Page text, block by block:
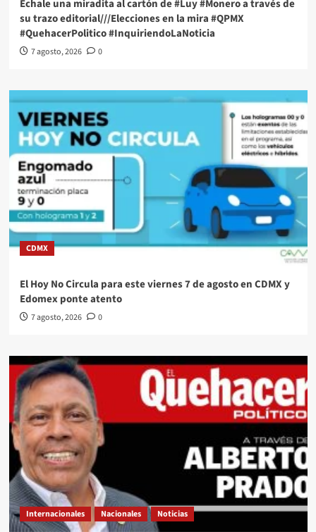
Échale una miradita al cartón de #Luy #Monero a través de
su trazo editorial///Elecciones en la mira #QPMX
#QuehacerPolitico #InquiriendoLaNoticia
7 agosto, 2026 0
CDMX
El Hoy No Circula para este viernes 7 de agosto en CDMX y
Edomex ponte atento
7 agosto, 2026 0
Internacionales Nacionales Noticias